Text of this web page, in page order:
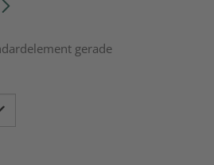
gerade